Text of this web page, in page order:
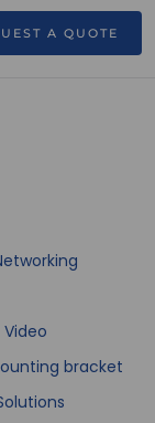
A QUOTE
bracket